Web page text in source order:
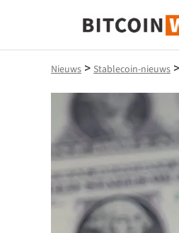
Bitcoin-wijsheid
Nieuws > Stablecoin-nieuws >